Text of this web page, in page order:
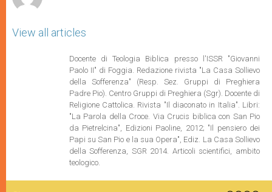
View all articles
Docente di Teologia Biblica presso l'ISSR "Giovanni
Paolo II" di Foggia. Redazione rivista "La Casa Sollievo
della Sofferenza" (Resp. Sez. Gruppi di Preghiera
Padre Pio). Centro Gruppi di Preghiera (Sgr). Docente di
Religione Cattolica. Rivista "Il diaconato in Italia". Libri:
"La Parola della Croce. Via Crucis biblica con San Pio
da Pietrelcina", Edizioni Paoline, 2012; "Il pensiero dei
Papi su San Pio e la sua Opera", Ediz. La Casa Sollievo
della Sofferenza, SGR 2014. Articoli scientifici, ambito
teologico.